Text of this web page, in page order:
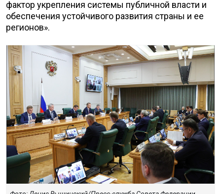
фактор укрепления системы публичной власти и
обеспечения устойчивого развития страны и ее
регионов».